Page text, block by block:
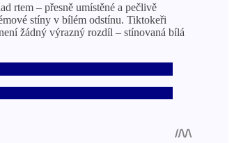
rtem – přesně umístěné a pečlivě
stíny v bílém odstínu. Tiktokeři
žádný výrazný rozdíl – stínovaná bílá